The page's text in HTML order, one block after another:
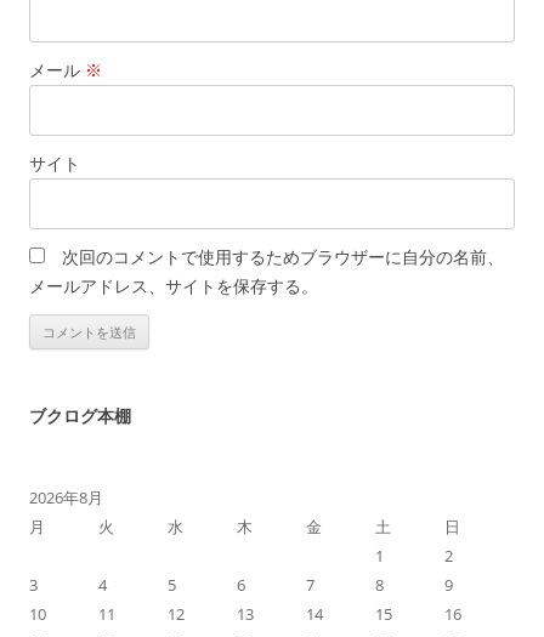
メール ※
サイト
次回のコメントで使用するためブラウザーに自分の名前、
メールアドレス、サイトを保存する。
ブクログ本棚
2026年8月
月
火 水 木 金 土
日
1
2
3
4 5 6 7 8
9
10
11 12 13 14 15
16